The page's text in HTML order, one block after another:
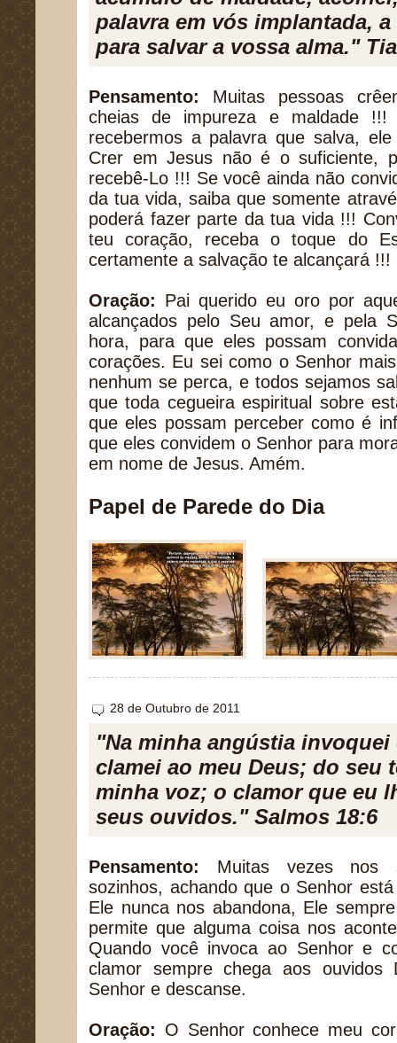
palavra em vós implantada,
para salvar a vossa alma."
Pensamento: Muitas pessoas
cheias de impureza e maldade !!!
recebermos a palavra que salva,
Crer em Jesus não é o suficiente,
recebê-Lo !!! Se você ainda não
da tua vida, saiba que somente
poderá fazer parte da tua vida !!!
teu coração, receba o toque do
certamente a salvação te alcançará !!!
Oração: Pai querido eu oro por
alcançados pelo Seu amor, e pela
hora, para que eles possam
corações. Eu sei como o Senhor
nenhum se perca, e todos sejamos
que toda cegueira espiritual sobre
que eles possam perceber como é
que eles convidem o Senhor para
em nome de Jesus. Amém.
Papel de Parede do Dia
28 de Outubro de 2011
"Na minha angústia invoquei
clamei ao meu Deus; do seu
minha voz; o clamor que eu
seus ouvidos." Salmos 18:6
Pensamento: Muitas vezes nos
sozinhos, achando que o Senhor
Ele nunca nos abandona, Ele
permite que alguma coisa nos
Quando você invoca ao Senhor e
clamor sempre chega aos ouvidos
Senhor e descanse.
Oração: O Senhor conhece meu